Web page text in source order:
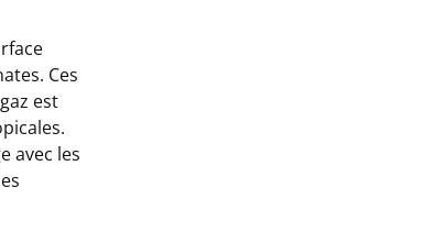
Ces
est
avec les